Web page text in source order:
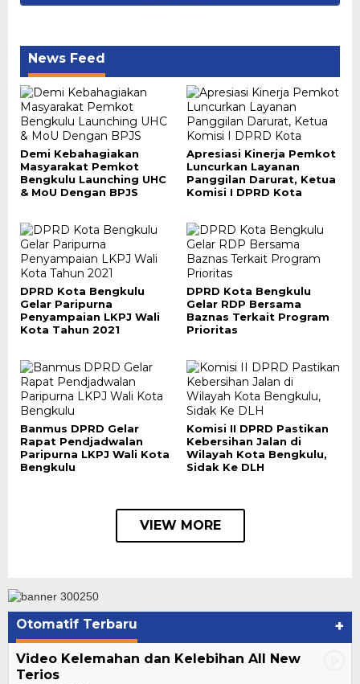
News Feed
Demi Kebahagiakan
Masyarakat Pemkot
Bengkulu Launching UHC
& MoU Dengan BPJS
Apresiasi Kinerja Pemkot
Luncurkan Layanan
Panggilan Darurat, Ketua
Komisi I DPRD Kota
DPRD Kota Bengkulu
Gelar Paripurna
Penyampaian LKPJ Wali
Kota Tahun 2021
DPRD Kota Bengkulu
Gelar RDP Bersama
Baznas Terkait Program
Prioritas
Banmus DPRD Gelar
Rapat Pendjadwalan
Paripurna LKPJ Wali Kota
Bengkulu
Komisi II DPRD Pastikan
Kebersihan Jalan di
Wilayah Kota Bengkulu,
Sidak Ke DLH
VIEW MORE
Otomatif Terbaru +
Video Kelemahan dan Kelebihan All New
Terios